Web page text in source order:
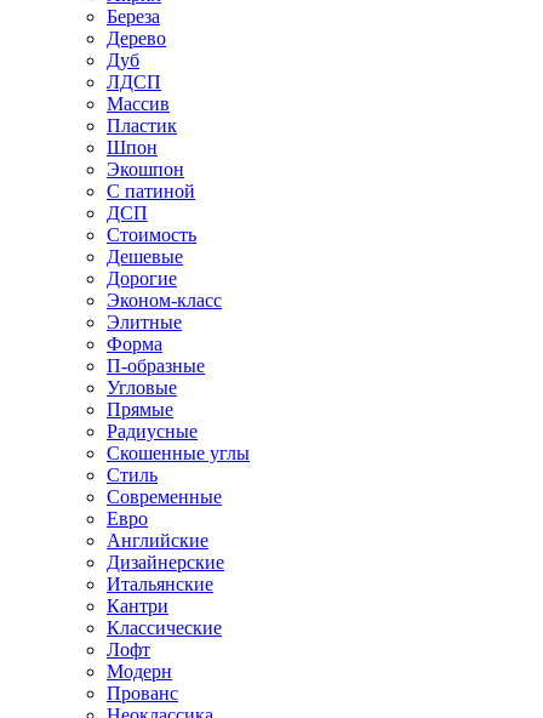
Береза
Дерево
Дуб
ЛДСП
Массив
Пластик
Шпон
Экошпон
С патиной
ДСП
Стоимость
Дешевые
Дорогие
Эконом-класс
Элитные
Форма
П-образные
Угловые
Прямые
Радиусные
Скошенные углы
Стиль
Современные
Евро
Английские
Дизайнерские
Итальянские
Кантри
Классические
Лофт
Модерн
Прованс